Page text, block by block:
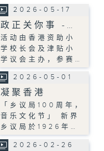
2026-05-17
政正关你事 -…
活动由香港资助小
学校长会及津贴小
学议会主办，参赛…
2026-05-01
凝聚香港
「乡议局100周年，
音乐文化节」 新界
乡议局於1926年…
2026-02-26